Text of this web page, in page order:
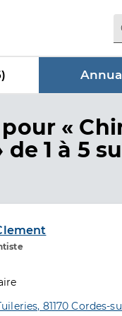
)
dans
pour «
de 1 à 5
de santé
81170 Cordes-